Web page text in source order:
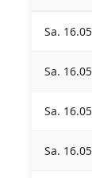
Sa.
Sa.
Sa.
Sa.